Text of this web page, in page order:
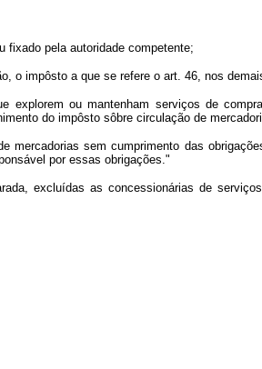
fixado pela autoridade competente;
o impôsto a que se refere o art. 46, nos
explorem ou mantenham serviços de
do impôsto sôbre circulação de
mercadorias sem cumprimento das
por essas obrigações."
excluídas as concessionárias de